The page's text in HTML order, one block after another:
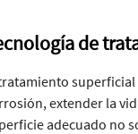
de
superficial
extender la
adecuado no